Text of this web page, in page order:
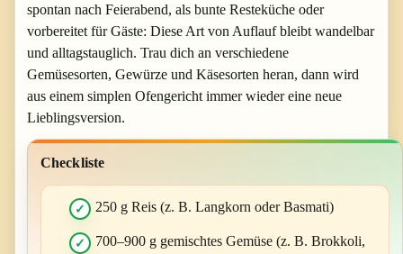
spontan nach Feierabend, als bunte Resteküche oder
vorbereitet für Gäste: Diese Art von Auflauf bleibt wandelbar
und alltagstauglich. Trau dich an verschiedene
Gemüsesorten, Gewürze und Käsesorten heran, dann wird
aus einem simplen Ofengericht immer wieder eine neue
Lieblingsversion.
Checkliste
250 g Reis (z. B. Langkorn oder Basmati)
700–900 g gemischtes Gemüse (z. B. Brokkoli,